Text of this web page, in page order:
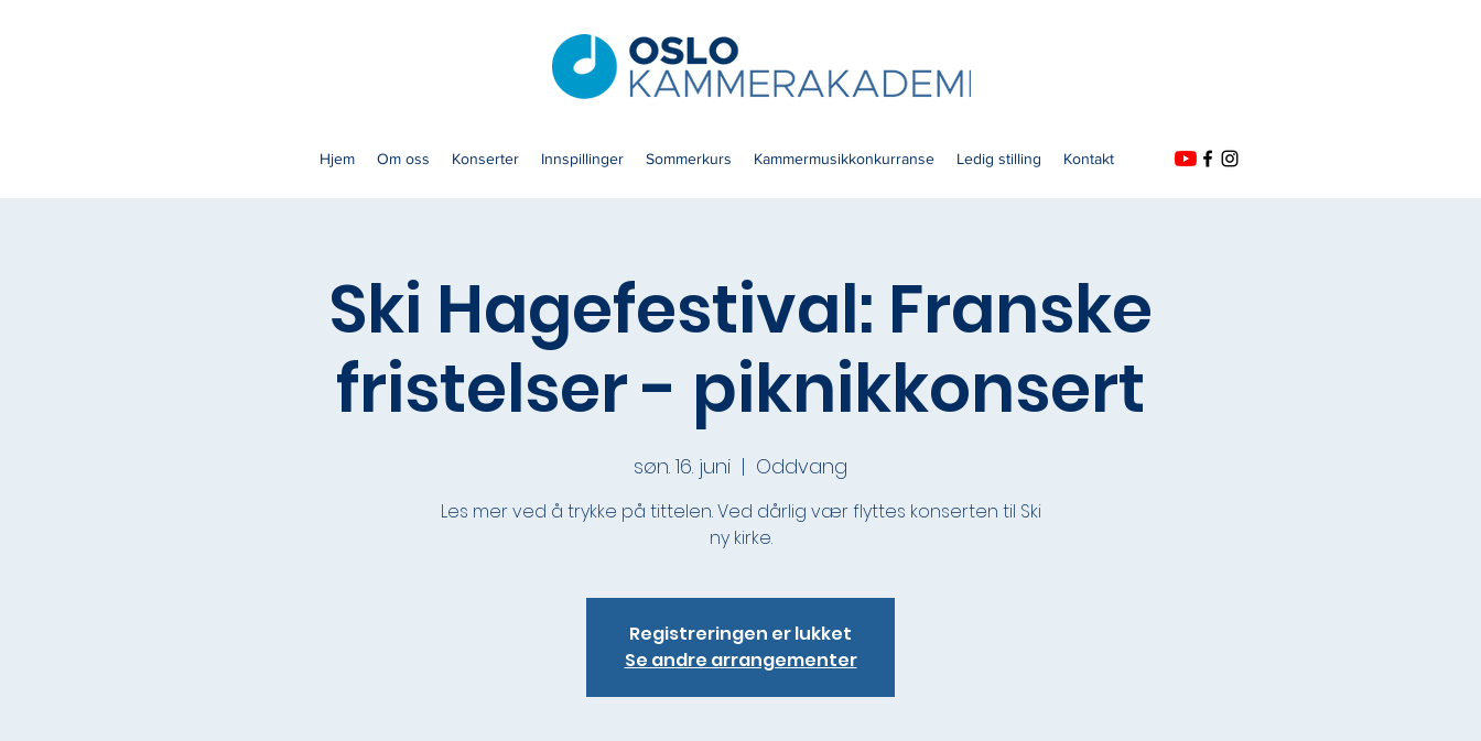
Hjem Om oss Konserter Innspillinger Sommerkurs Kammermusikkonkurranse Ledig stilling Kontakt
Ski Hagefestival: Franske
fristelser - piknikkonsert
søn. 16. juni
  |
Oddvang
Les mer ved å trykke på tittelen. Ved dårlig vær flyttes konserten til Ski
ny kirke.
Registreringen er lukket
Se andre arrangementer